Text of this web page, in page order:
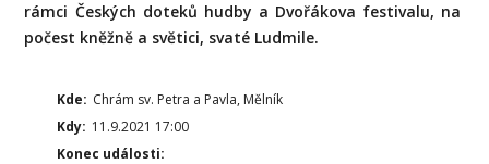
rámci Českých doteků hudby a Dvořákova festivalu, na
počest kněžně a světici, svaté Ludmile.
Kde: Chrám sv. Petra a Pavla, Mělník
Kdy: 11.9.2021 17:00
Konec události: